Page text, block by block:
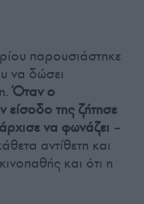
παρουσιάστηκε
να δώσει
Όταν ο
είσοδο της ζήτησε
να φωνάζει –
αντίθετη και
και ότι η